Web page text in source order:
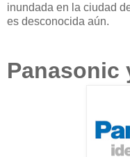
inundada en la ciudad
es desconocida aún.
Panasonic